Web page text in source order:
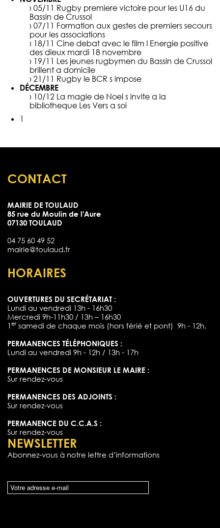
› 05/11 Rugby premiere victoire pour les U16 du
Bassin de Crussol
› 07/11 Formation aux gestes de premiers secours
pour les associations
› 18/11 Cine debat avec le film l Energie positive
des dieux mardi 18 novembre
› 19/11 Les jeunes rugbymen du Bassin de Crussol
brillent a domicile
› 21/11 Rugby le BCR s impose
DÉCEMBRE
› 10/12 La magie de Noel s invite a la
bibliotheque Les Vers a soi
1
CONTACT
MAIRIE DE TOULAUD
85 rue du Moulin de l'Aure
07130 TOULAUD
04 75 60 49 52
mairie@toulaud.fr
HORAIRES
OUVERTURES DU SECRÉTARIAT :
Lundi au vendredi 13h - 16h30
Mercredi 9h-11h30 / 13h – 16h30
1 ersamedi de chaque mois (hors férié et pont) 9h - 12h.
PERMANENCES TÉLÉPHONIQUES :
Lundi au vendredi 9h - 12h / 13h - 17h
PERMANENCES DE MONSIEUR LE MAIRE :
Sur rendez-vous
PERMANENCES DES ADJOINTS :
Sur rendez-vous
PERMANENCE DU C.C.A.S :
Sur rendez-vous
NEWSLETTER
Abonnez-vous à notre lettre d’informations